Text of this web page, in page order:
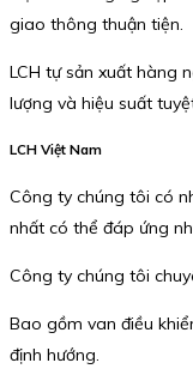
giao thông thuận tiện.
LCH tự sản xuất hàng
lượng và hiệu suất
LCH Việt Nam
Công ty chúng tôi có
nhất có thể đáp ứng
Công ty chúng tôi
Bao gồm van điều
định hướng.